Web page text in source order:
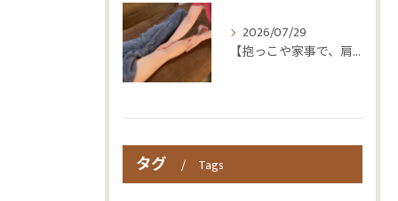
2026/07/29
【抱っこや家事で、肩・腰つらくなっていませんか？👶💦】
タグ Tags